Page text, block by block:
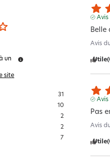
un
site
31
10
2
2
7
Avis
Belle
Avis
Utile
Avis
Pas
Avis
Utile